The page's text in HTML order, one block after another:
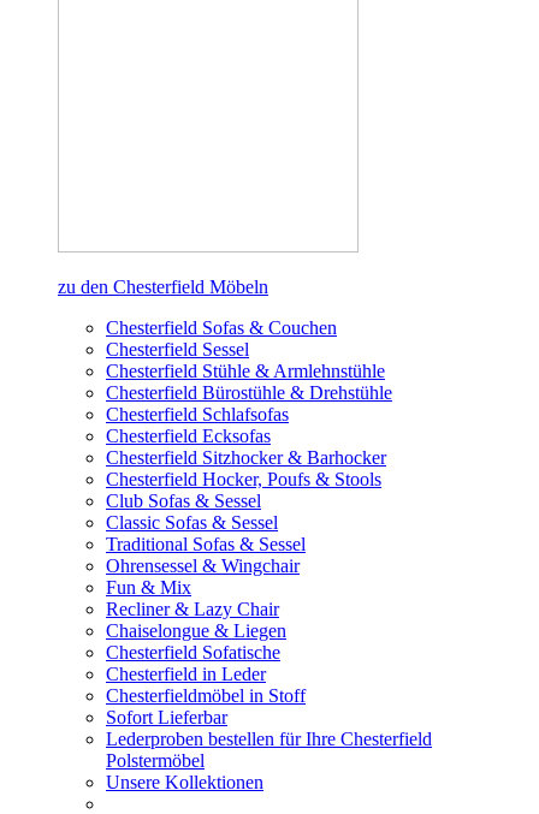
zu den Chesterfield Möbeln
Chesterfield Sofas & Couchen
Chesterfield Sessel
Chesterfield Stühle & Armlehnstühle
Chesterfield Bürostühle & Drehstühle
Chesterfield Schlafsofas
Chesterfield Ecksofas
Chesterfield Sitzhocker & Barhocker
Chesterfield Hocker, Poufs & Stools
Club Sofas & Sessel
Classic Sofas & Sessel
Traditional Sofas & Sessel
Ohrensessel & Wingchair
Fun & Mix
Recliner & Lazy Chair
Chaiselongue & Liegen
Chesterfield Sofatische
Chesterfield in Leder
Chesterfieldmöbel in Stoff
Sofort Lieferbar
Lederproben bestellen für Ihre Chesterfield
Polstermöbel
Unsere Kollektionen